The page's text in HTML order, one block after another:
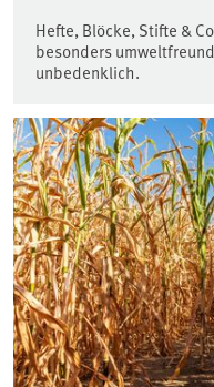
Hefte, Blöcke, Stifte &
besonders
unbedenklich.